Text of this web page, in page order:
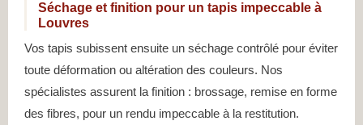
Séchage et finition pour un tapis impeccable à
Louvres
Vos tapis subissent ensuite un séchage contrôlé pour éviter
toute déformation ou altération des couleurs. Nos
spécialistes assurent la finition : brossage, remise en forme
des fibres, pour un rendu impeccable à la restitution.